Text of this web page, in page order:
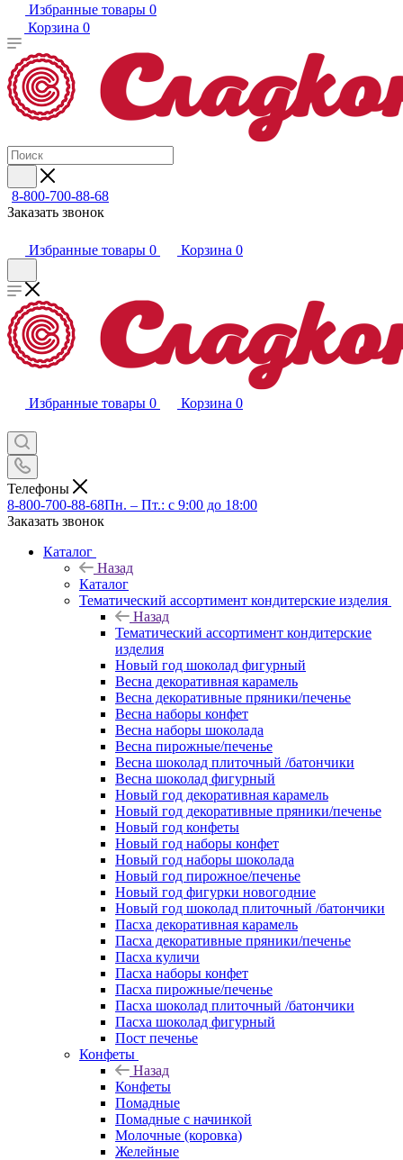
Избранные товары 0
Корзина 0
8-800-700-88-68
Заказать звонок
Избранные товары 0 Корзина 0
Избранные товары 0 Корзина 0
Телефоны
8-800-700-88-68Пн. – Пт.: с 9:00 до 18:00
Заказать звонок
Каталог
Назад
Каталог
Тематический ассортимент кондитерские изделия
Назад
Тематический ассортимент кондитерские
изделия
Новый год шоколад фигурный
Весна декоративная карамель
Весна декоративные пряники/печенье
Весна наборы конфет
Весна наборы шоколада
Весна пирожные/печенье
Весна шоколад плиточный /батончики
Весна шоколад фигурный
Новый год декоративная карамель
Новый год декоративные пряники/печенье
Новый год конфеты
Новый год наборы конфет
Новый год наборы шоколада
Новый год пирожное/печенье
Новый год фигурки новогодние
Новый год шоколад плиточный /батончики
Пасха декоративная карамель
Пасха декоративные пряники/печенье
Пасха куличи
Пасха наборы конфет
Пасха пирожные/печенье
Пасха шоколад плиточный /батончики
Пасха шоколад фигурный
Пост печенье
Конфеты
Назад
Конфеты
Помадные
Помадные с начинкой
Молочные (коровка)
Желейные